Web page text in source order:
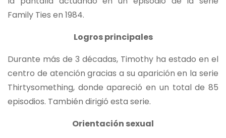
Family Ties en 1984.
Logros principales
Durante más de 3 décadas, Timothy ha estado en el
centro de atención gracias a su aparición en la serie
Thirtysomething, donde apareció en un total de 85
episodios. También dirigió esta serie.
Orientación sexual